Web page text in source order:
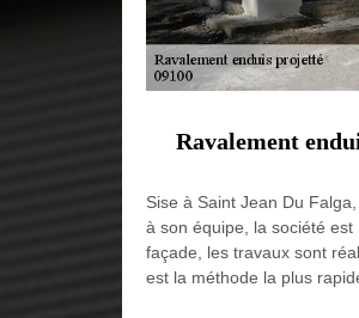
Ravalement
Sise à Saint Jean Du
à son équipe, la société
façade, les travaux sont
est la méthode la plus